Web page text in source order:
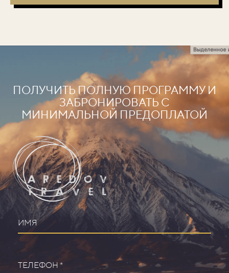
ПОЛУЧИТЬ ПОЛНУЮ ПРОГРАММУ И
ЗАБРОНИРОВАТЬ С
МИНИМАЛЬНОЙ ПРЕДОПЛАТОЙ
ИМЯ
ТЕЛЕФОН *